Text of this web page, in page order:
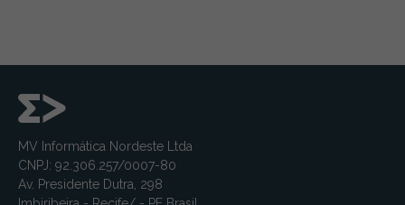
MV Informática Nordeste Ltda
CNPJ: 92.306.257/0007-80
Av. Presidente Dutra, 298